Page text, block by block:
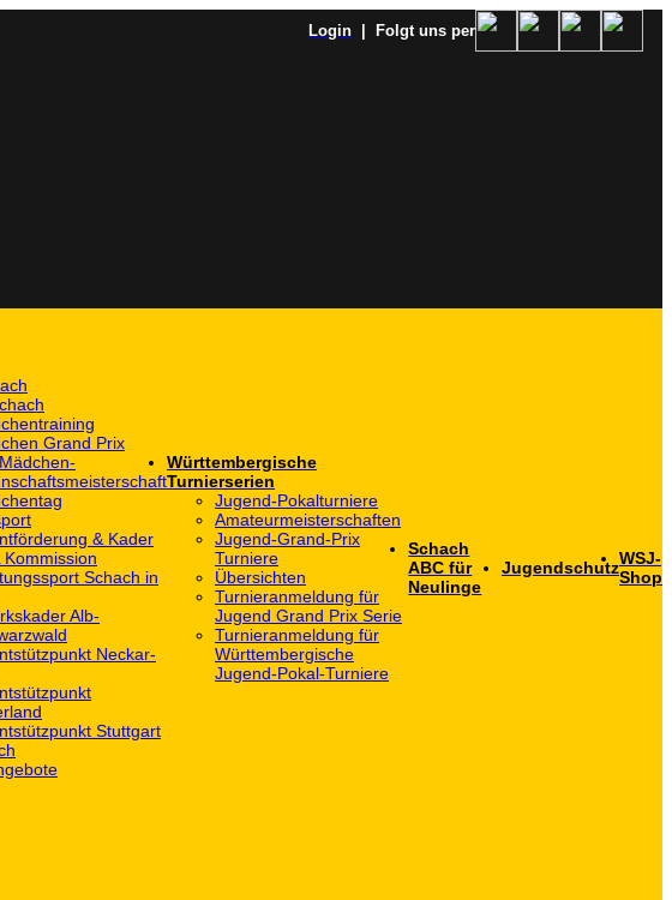
Login | Folgt uns per
Grand Prix
& Kader
Kommission
Schach in
Alb-
Neckar-
Stuttgart
Württembergische
Turnierserien
Jugend-Pokalturniere
Amateurmeisterschaften
Jugend-Grand-Prix
Turniere
Übersichten
Turnieranmeldung für
Jugend Grand Prix Serie
Turnieranmeldung für
Württembergische
Jugend-Pokal-Turniere
Schach
ABC für
Neulinge
JugendschutzWSJ-
Shop